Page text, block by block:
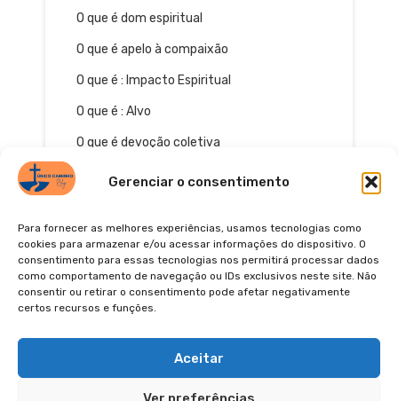
Gerenciar o consentimento
Para fornecer as melhores experiências, usamos tecnologias como
cookies para armazenar e/ou acessar informações do dispositivo. O
consentimento para essas tecnologias nos permitirá processar dados
como comportamento de navegação ou IDs exclusivos neste site. Não
consentir ou retirar o consentimento pode afetar negativamente
certos recursos e funções.
Aceitar
O que é dom espiritual
O que é apelo à compaixão
O que é : Impacto Espiritual
O que é : Alvo
O que é devoção coletiva
Pinterest
YouTube